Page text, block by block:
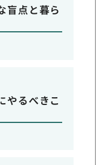
盲点と暮ら
やるべきこ